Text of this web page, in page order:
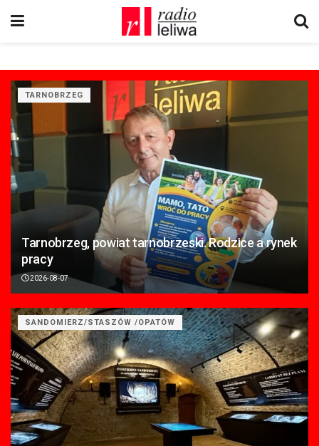
TARNOBRZEG
Tarnobrzeg, powiat tarnobrzeski. Rodzice a rynek
pracy
2026-08-07
SANDOMIERZ/STASZÓW /OPATÓW